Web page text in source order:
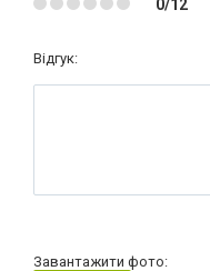
0/12
Відгук:
Завантажити фото: